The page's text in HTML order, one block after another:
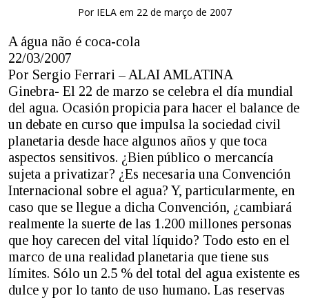
Por IELA em 22 de março de 2007
A água não é coca-cola
22/03/2007
Por Sergio Ferrari – ALAI AMLATINA
Ginebra- El 22 de marzo se celebra el día mundial
del agua. Ocasión propicia para hacer el balance de
un debate en curso que impulsa la sociedad civil
planetaria desde hace algunos años y que toca
aspectos sensitivos. ¿Bien público o mercancía
sujeta a privatizar? ¿Es necesaria una Convención
Internacional sobre el agua? Y, particularmente, en
caso que se llegue a dicha Convención, ¿cambiará
realmente la suerte de las 1.200 millones personas
que hoy carecen del vital líquido? Todo esto en el
marco de una realidad planetaria que tiene sus
límites. Sólo un 2.5 % del total del agua existente es
dulce y por lo tanto de uso humano. Las reservas